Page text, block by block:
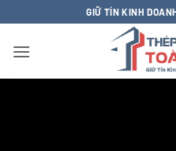
qua
nội
GIỮ TÍN KINH